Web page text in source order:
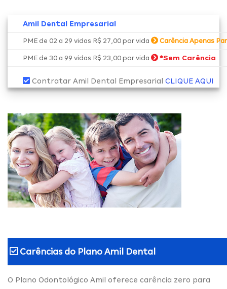
Amil Dental Empresarial
PME de 02 a 29 vidas R$ 27,00 por vida Carência Apenas
PME de 30 a 99 vidas R$ 23,00 por vida *Sem Carência
Contratar Amil Dental Empresarial CLIQUE AQUI
Carências do Plano Amil Dental
O Plano Odontológico Amil oferece carência zero para